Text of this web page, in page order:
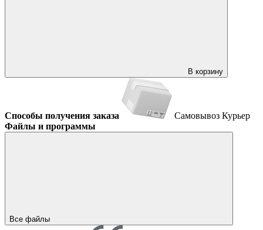
В корзину
Способы получения заказа Самовывоз Курьер
Файлы и программы
Все файлы